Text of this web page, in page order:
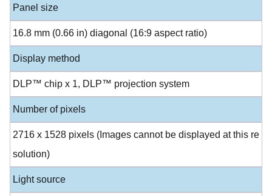
Panel size
16.8 mm (0.66 in) diagonal (16:9 aspect ratio)
Display method
DLP™ chip x 1, DLP™ projection system
Number of pixels
2716 x 1528 pixels (Images cannot be displayed at this re
solution)
Light source